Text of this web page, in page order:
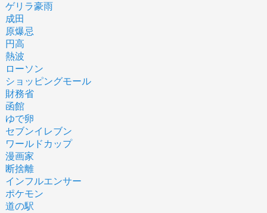
ゲリラ豪雨
成田
原爆忌
円高
熱波
ローソン
ショッピングモール
財務省
函館
ゆで卵
セブンイレブン
ワールドカップ
漫画家
断捨離
インフルエンサー
ポケモン
道の駅